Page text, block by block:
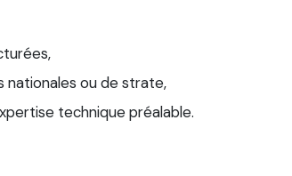
ou de strate,
technique préalable.